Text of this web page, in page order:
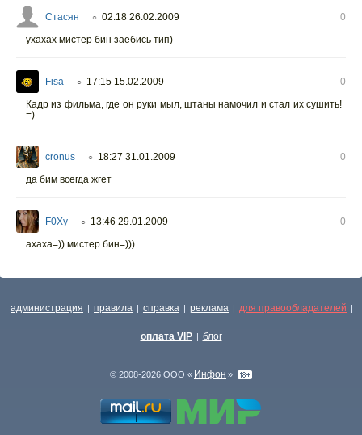
Стасян ○ 02:18 26.02.2009
0
ухахах мистер бин заебись тип)
Fisa ○ 17:15 15.02.2009
0
Кадр из фильма, где он руки мыл, штаны намочил и стал их сушить!
=)
cronus ○ 18:27 31.01.2009
0
да бим всегда жгет
F0Xy ○ 13:46 29.01.2009
0
ахаха=)) мистер бин=)))
администрация | правила | справка | реклама | для правообладателей |
оплата VIP | блог
© 2008-2026 ООО « Инфон »